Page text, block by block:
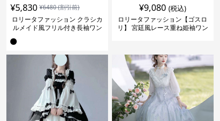
9980(割引前)
ロリータファッション 【ゴスロ
リ】姫袖フリルレース重ね襟ワ
ンピース
SALE
13,080 ¥14080(割引前)
ロリータファッション 【クラシ
カルロリータ】優雅な姫君のテ
ィータイムドレス